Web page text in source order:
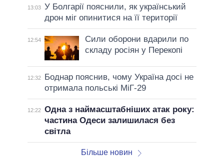
13:03 У Болгарії пояснили, як український
дрон міг опинитися на її території
12:54
Сили оборони вдарили по
складу росіян у Перекопі
12:32
Боднар пояснив, чому Україна досі не
отримала польські МіГ-29
12:22 Одна з наймасштабніших атак року:
частина Одеси залишилася без
світла
Більше новин